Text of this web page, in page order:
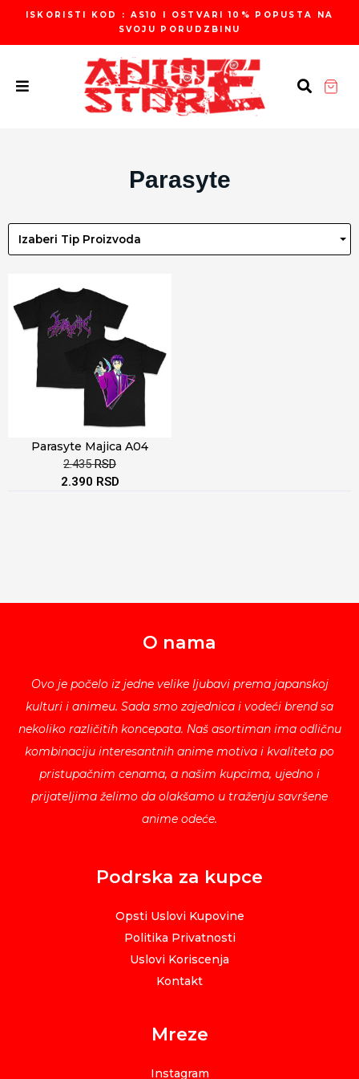
садржај
ISKORISTI KOD : AS10 I OSTVARI 10% POPUSTA NA
SVOJU PORUDZBINU
Parasyte
Izaberi Tip Proizvoda
Parasyte Majica A04
2.435RSD
2.390 RSD
O nama
Ovo je počelo iz jedne velike ljubavi prema japanskoj
kulturi i animeu. Sada smo zajednica i vodeći brend sa
nekoliko različitih koncepata. Naš asortiman ima odličnu
kombinaciju interesantnih anime motiva i kvaliteta po
pristupačnim cenama, a našim kupcima, ujedno i
prijateljima želimo da olakšamo u traženju savršene
anime odeće.
Podrska za kupce
Opsti Uslovi Kupovine
Politika Privatnosti
Uslovi Koriscenja
Kontakt
Mreze
Instagram